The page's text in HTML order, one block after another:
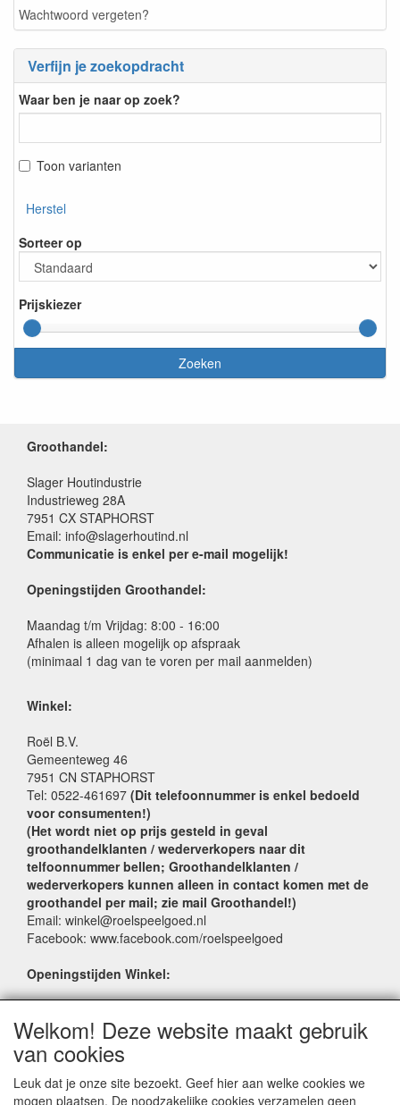
Wachtwoord vergeten?
Verfijn je zoekopdracht
Waar ben je naar op zoek?
Toon varianten
Herstel
Sorteer op
Prijskiezer
Zoeken
Groothandel:
Slager Houtindustrie
Industrieweg 28A
7951 CX STAPHORST
Email: info@slagerhoutind.nl
Communicatie is enkel per e-mail mogelijk!
Openingstijden Groothandel:
Maandag t/m Vrijdag: 8:00 - 16:00
Afhalen is alleen mogelijk op afspraak
(minimaal 1 dag van te voren per mail aanmelden)
Winkel:
Roël B.V.
Gemeenteweg 46
7951 CN STAPHORST
Tel: 0522-461697 (Dit telefoonnummer is enkel bedoeld
voor consumenten!)
(Het wordt niet op prijs gesteld in geval
groothandelklanten / wederverkopers naar dit
telfoonnummer bellen; Groothandelklanten /
wederverkopers kunnen alleen in contact komen met de
groothandel per mail; zie mail Groothandel!)
Email: winkel@roelspeelgoed.nl
Facebook: www.facebook.com/roelspeelgoed
Openingstijden Winkel:
Zaterdag: 9:00 - 17:00
Donderdagavond koopavond: 19:00 - 21:00
SERVICE
Welkom! Deze website maakt gebruik
van cookies
Leuk dat je onze site bezoekt. Geef hier aan welke cookies we
mogen plaatsen. De noodzakelijke cookies verzamelen geen